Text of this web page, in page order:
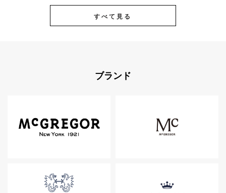
すべて見る
ブランド